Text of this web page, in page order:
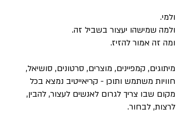
ולמי.
ולמה שמישהו יעצור בשביל זה.
ומה זה אמור להזיז.
מיתוגים, קמפיינים, מוצרים, סרטונים, סושיאל,
חוויות משתמש ותוכן - קריאייטיב נמצא בכל
מקום שבו צריך לגרום לאנשים לעצור, להבין,
לרצות, לבחור.